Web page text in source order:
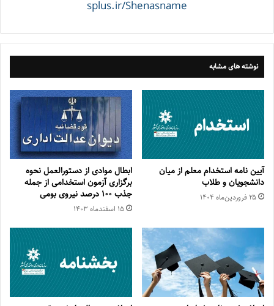
splus.ir/Shenasname
نوشته های مشابه
آیین نامه استخدام معلم از میان
دانشجویان و طلاب
۲۵ فروردین‌ماه ۱۴۰۴
ابطال موادی از دستورالعمل نحوه
برگزاری آزمون استخدامی از جمله
جذب ۱۰۰ درصد نیروی بومی
۱۵ اسفند‌ماه ۱۴۰۳